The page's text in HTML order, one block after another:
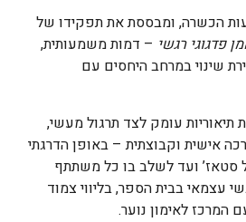
כוללת 120 שעות הכשרה, ומבססת את תפקידו של
פדגוגי רגשי – דמות משמעותית,
שינוי במרחב היחסים עם
עומק לצד תרגול מעשי,
אישית וקבוצתית – באופן הדרגתי
סטאז’ ועד לשלב בו כל משתתף
עצמאי בבית הספר, בליווי צמוד
המרכז לאימון נוער.